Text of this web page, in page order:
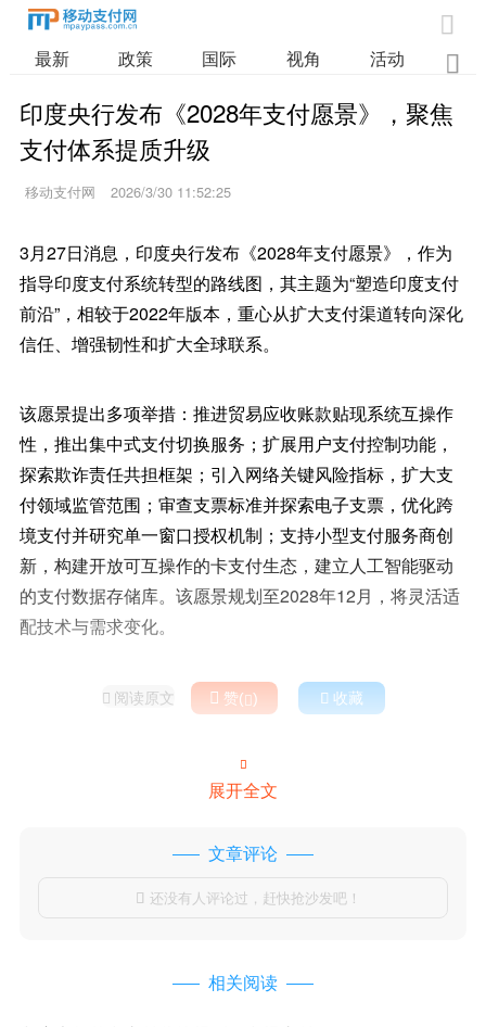

最新 政策 国际 视角 活动 业

印度央行发布《2028年支付愿景》，聚焦
支付体系提质升级
移动支付网 2026/3/30 11:52:25
3月27日消息，印度央行发布《2028年支付愿景》，作为
指导印度支付系统转型的路线图，其主题为“塑造印度支付
前沿”，相较于2022年版本，重心从扩大支付渠道转向深化
信任、增强韧性和扩大全球联系。
该愿景提出多项举措：推进贸易应收账款贴现系统互操作
性，推出集中式支付切换服务；扩展用户支付控制功能，
探索欺诈责任共担框架；引入网络关键风险指标，扩大支
付领域监管范围；审查支票标准并探索电子支票，优化跨
境支付并研究单一窗口授权机制；支持小型支付服务商创
新，构建开放可互操作的卡支付生态，建立人工智能驱动
的支付数据存储库。该愿景规划至2028年12月，将灵活适
配技术与需求变化。
 阅读原文  赞()  收藏

展开全文
文章评论
 还没有人评论过，赶快抢沙发吧！
相关阅读